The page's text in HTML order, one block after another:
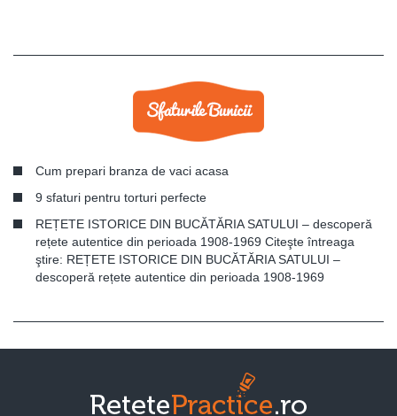
Cum prepari branza de vaci acasa
9 sfaturi pentru torturi perfecte
REȚETE ISTORICE DIN BUCĂTĂRIA SATULUI – descoperă
rețete autentice din perioada 1908-1969 Citeşte întreaga
ştire: REȚETE ISTORICE DIN BUCĂTĂRIA SATULUI –
descoperă rețete autentice din perioada 1908-1969